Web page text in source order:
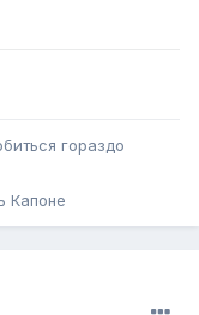
гораздо
Капоне